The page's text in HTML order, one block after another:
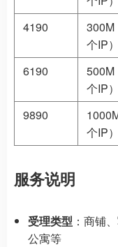
4190
300M
个IP）
6190
500M
个IP）
9890
个IP）
服务说明
受理类型 ：商铺
公寓等